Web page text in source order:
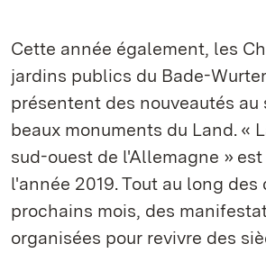
Cette année également, les
jardins publics du Bade-
présentent des nouveautés au
beaux monuments du Land. «
sud-ouest de l'Allemagne »
l'année 2019. Tout au long des
prochains mois, des
organisées pour revivre des